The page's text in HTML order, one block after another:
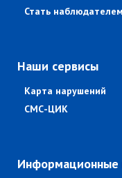
Стать наблюдателем
Наши сервисы
Карта нарушений
СМС-ЦИК
Информационные